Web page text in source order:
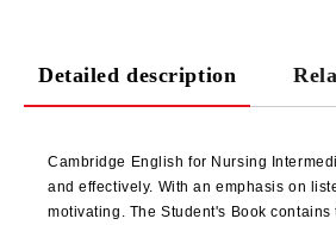
Detailed description
Cambridge English for Nursing
and effectively. With an emphasis on
motivating. The Student's Book